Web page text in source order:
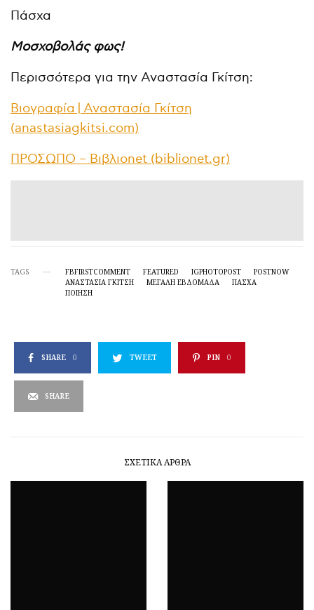
Πάσχα
Μοσχοβολάς φως!
Περισσότερα για την Αναστασία Γκίτση:
Βιογραφία | Αναστασία Γκίτση
(anastasiagkitsi.com)
ΠΡΟΣΩΠΟ – Βιβλιοnet (biblionet.gr)
TAGS FBFIRSTCOMMENT FEATURED IGPHOTOPOST
POSTNOW
ΑΝΑΣΤΑΣΊΑ ΓΚΊΤΣΗ
ΜΕΓΆΛΗ ΕΒΔΟΜΆΔΑ
ΠΆΣΧΑ
ΠΟΊΗΣΗ
SHARE 0 TWEET PIN 0
SHARE
ΣΧΕΤΙΚΆ ΆΡΘΡΑ